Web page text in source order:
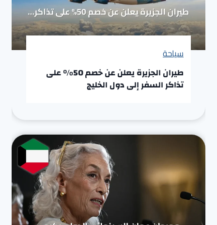
سياحة
طيران الجزيرة يعلن عن خصم 50% على
تذاكر السفر إلى دول الخليج